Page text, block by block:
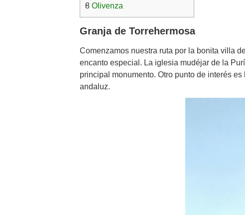
8 Olivenza
Granja de Torrehermosa
Comenzamos nuestra ruta por la bonita villa
encanto especial. La iglesia mudéjar de la
principal monumento. Otro punto de interés
andaluz.